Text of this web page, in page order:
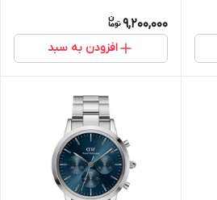
9,200,000
افزودن به سبد